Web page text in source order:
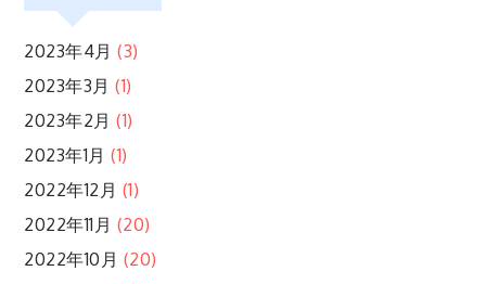
2023年4月 (3)
2023年3月 (1)
2023年2月 (1)
2023年1月 (1)
2022年12月 (1)
2022年11月 (20)
2022年10月 (20)